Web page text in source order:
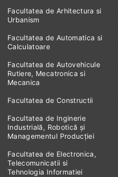
Facultatea de Arhitectura si
Urbanism
Facultatea de Automatica si
Calculatoare
Facultatea de Autovehicule
Rutiere, Mecatronica si
Mecanica
Facultatea de Constructii
Facultatea de Inginerie
Industrială, Robotică și
Managementul Producției
Facultatea de Electronica,
Telecomunicatii si
Tehnologia Informatiei